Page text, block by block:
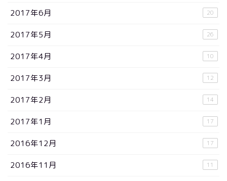
2017年6月 20
2017年5月 26
2017年4月 10
2017年3月 12
2017年2月 14
2017年1月 17
2016年12月 17
2016年11月 11